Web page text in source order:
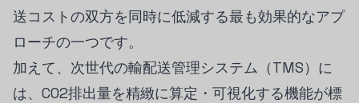
送コストの双方を同時に低減する最も効果的なアプ
ローチの一つです。
加えて、次世代の輸配送管理システム（TMS）に
は、CO2排出量を精緻に算定・可視化する機能が標